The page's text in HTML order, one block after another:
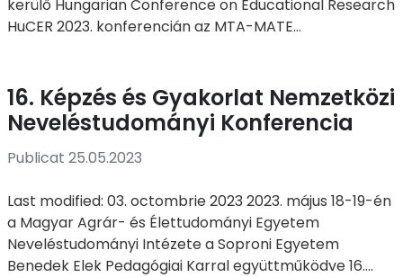
kerülő Hungarian Conference on Educational Research
HuCER 2023. konferencián az MTA-MATE...
16. Képzés és Gyakorlat Nemzetközi
Neveléstudományi Konferencia
Publicat 25.05.2023
Last modified: 03. octombrie 2023 2023. május 18-19-én
a Magyar Agrár- és Élettudományi Egyetem
Neveléstudományi Intézete a Soproni Egyetem
Benedek Elek Pedagógiai Karral együttműködve 16....